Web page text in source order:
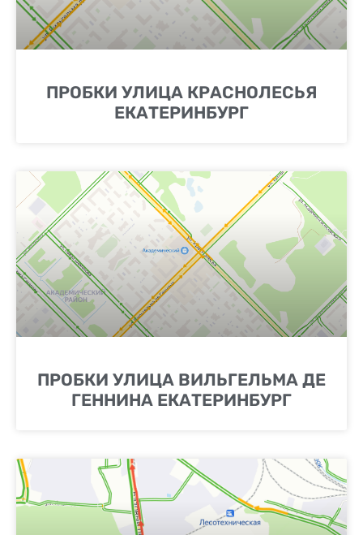
ПРОБКИ УЛИЦА КРАСНОЛЕСЬЯ
ЕКАТЕРИНБУРГ
ПРОБКИ УЛИЦА ВИЛЬГЕЛЬМА ДЕ
ГЕННИНА ЕКАТЕРИНБУРГ